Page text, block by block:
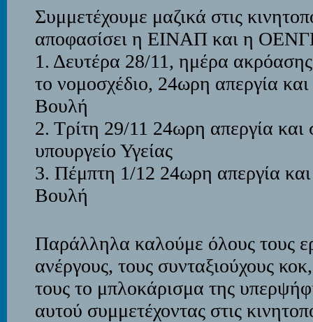
Συμμετέχουμε μαζικά στις
αποφασίσει η ΕΙΝΑΠ και η
1. Δευτέρα 28/11, ημέρα
το νομοσχέδιο, 24ωρη απεργία
Βουλή
2. Τρίτη 29/11 24ωρη απεργία
υπουργείο Υγείας
3. Πέμπτη 1/12 24ωρη απεργία
Βουλή
Παράλληλα καλούμε όλους τους
ανέργους, τους συνταξιούχους
τους το μπλοκάρισμα της
αυτού συμμετέχοντας στις